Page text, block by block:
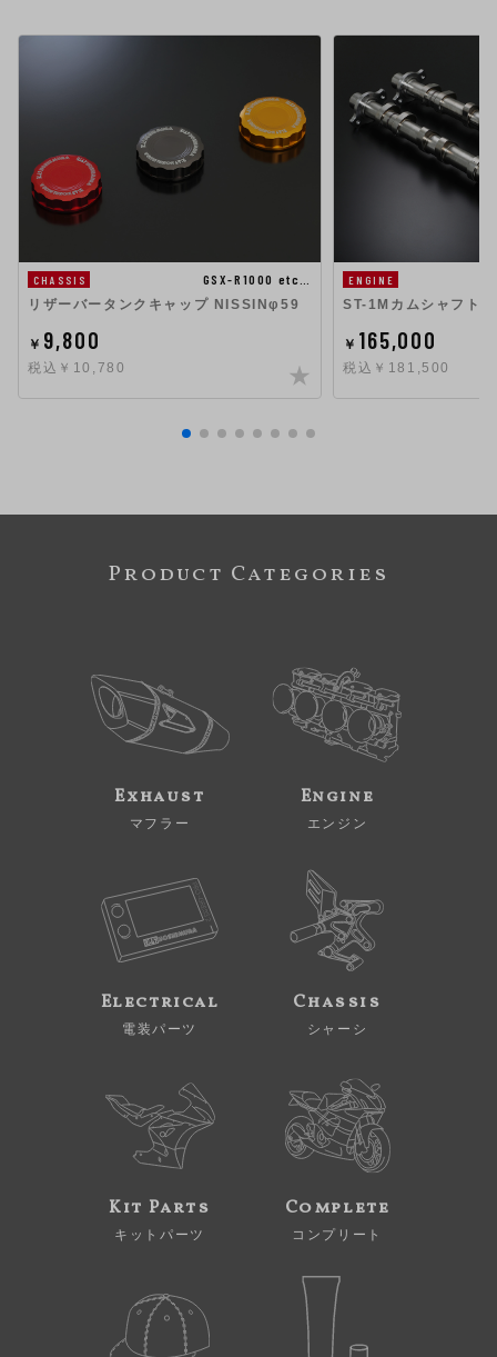
CHASSIS
GSX-R1000 etc…
リザーバータンクキャップ NISSINφ59
￥ 9,800
税込￥10,780
ENGINE
ST-1Mカムシャフト
￥ 165,000
税込￥181,500
Product Categories
Exhaust
マフラー
Engine
エンジン
Electrical
電装パーツ
Chassis
シャーシ
Kit Parts
キットパーツ
Complete
コンプリート